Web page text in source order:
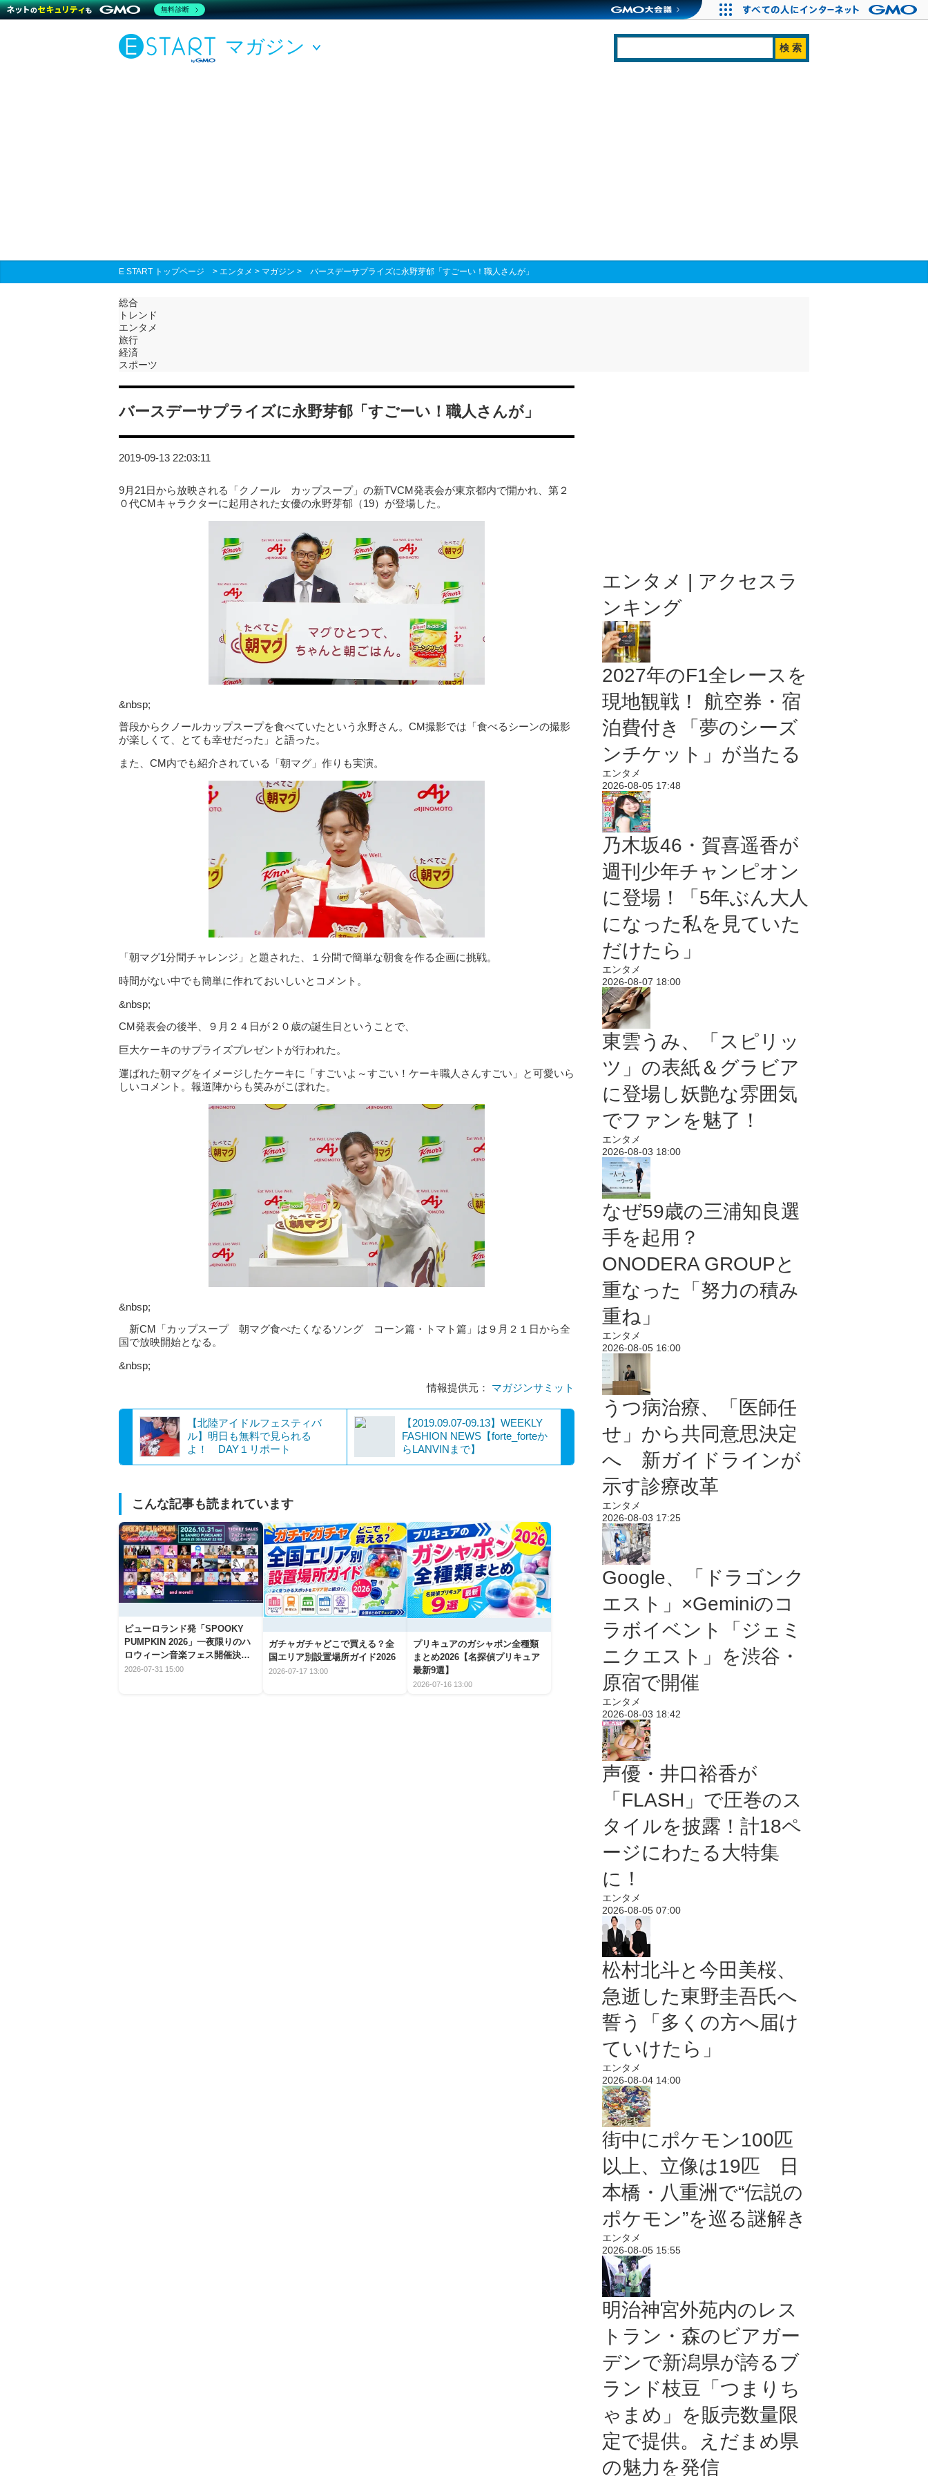
マガジン
E START トップページ > エンタメ > マガジン > バースデーサプライズに永野芽郁「すごーい！職人さんが」
総合
トレンド
エンタメ
旅行
経済
スポーツ
バースデーサプライズに永野芽郁「すごーい！職人さんが」
2019-09-13 22:03:11
9月21日から放映される「クノール カップスープ」の新TVCM発表会が東京都内で開かれ、第２
０代CMキャラクターに起用された女優の永野芽郁（19）が登場した。
&nbsp;
普段からクノールカップスープを食べていたという永野さん。CM撮影では「食べるシーンの撮影
が楽しくて、とても幸せだった」と語った。
また、CM内でも紹介されている「朝マグ」作りも実演。
「朝マグ1分間チャレンジ」と題された、１分間で簡単な朝食を作る企画に挑戦。
時間がない中でも簡単に作れておいしいとコメント。
&nbsp;
CM発表会の後半、９月２４日が２０歳の誕生日ということで、
巨大ケーキのサプライズプレゼントが行われた。
運ばれた朝マグをイメージしたケーキに「すごいよ～すごい！ケーキ職人さんすごい」と可愛いら
しいコメント。報道陣からも笑みがこぼれた。
&nbsp;
新CM「カップスープ 朝マグ食べたくなるソング コーン篇・トマト篇」は９月２１日から全
国で放映開始となる。
&nbsp;
情報提供元： マガジンサミット
【北陸アイドルフェスティバ
ル】明日も無料で見られる
よ！ DAY１リポート
【2019.09.07-09.13】WEEKLY
FASHION NEWS【forte_forteか
らLANVINまで】
こんな記事も読まれています
ピューロランド発「SPOOKY
PUMPKIN 2026」一夜限りのハ
ロウィーン音楽フェス開催決
定！
2026-07-31 15:00
ガチャガチャどこで買える？全
国エリア別設置場所ガイド2026
2026-07-17 13:00
プリキュアのガシャポン全種類
まとめ2026【名探偵プリキュア
最新9選】
2026-07-16 13:00
エンタメ | アクセスラ
ンキング
2027年のF1全レースを
現地観戦！ 航空券・宿
泊費付き「夢のシーズ
ンチケット」が当たる
エンタメ
2026-08-05 17:48
乃木坂46・賀喜遥香が
週刊少年チャンピオン
に登場！「5年ぶん大人
になった私を見ていた
だけたら」
エンタメ
2026-08-07 18:00
東雲うみ、「スピリッ
ツ」の表紙＆グラビア
に登場し妖艶な雰囲気
でファンを魅了！
エンタメ
2026-08-03 18:00
なぜ59歳の三浦知良選
手を起用？
ONODERA GROUPと
重なった「努力の積み
重ね」
エンタメ
2026-08-05 16:00
うつ病治療、「医師任
せ」から共同意思決定
へ 新ガイドラインが
示す診療改革
エンタメ
2026-08-03 17:25
Google、「ドラゴンク
エスト」×Geminiのコ
ラボイベント「ジェミ
ニクエスト」を渋谷・
原宿で開催
エンタメ
2026-08-03 18:42
声優・井口裕香が
「FLASH」で圧巻のス
タイルを披露！計18ペ
ージにわたる大特集
に！
エンタメ
2026-08-05 07:00
松村北斗と今田美桜、
急逝した東野圭吾氏へ
誓う「多くの方へ届け
ていけたら」
エンタメ
2026-08-04 14:00
街中にポケモン100匹
以上、立像は19匹 日
本橋・八重洲で“伝説の
ポケモン”を巡る謎解き
エンタメ
2026-08-05 15:55
明治神宮外苑内のレス
トラン・森のビアガー
デンで新潟県が誇るブ
ランド枝豆「つまりち
ゃまめ」を販売数量限
定で提供。えだまめ県
の魅力を発信
無料診断